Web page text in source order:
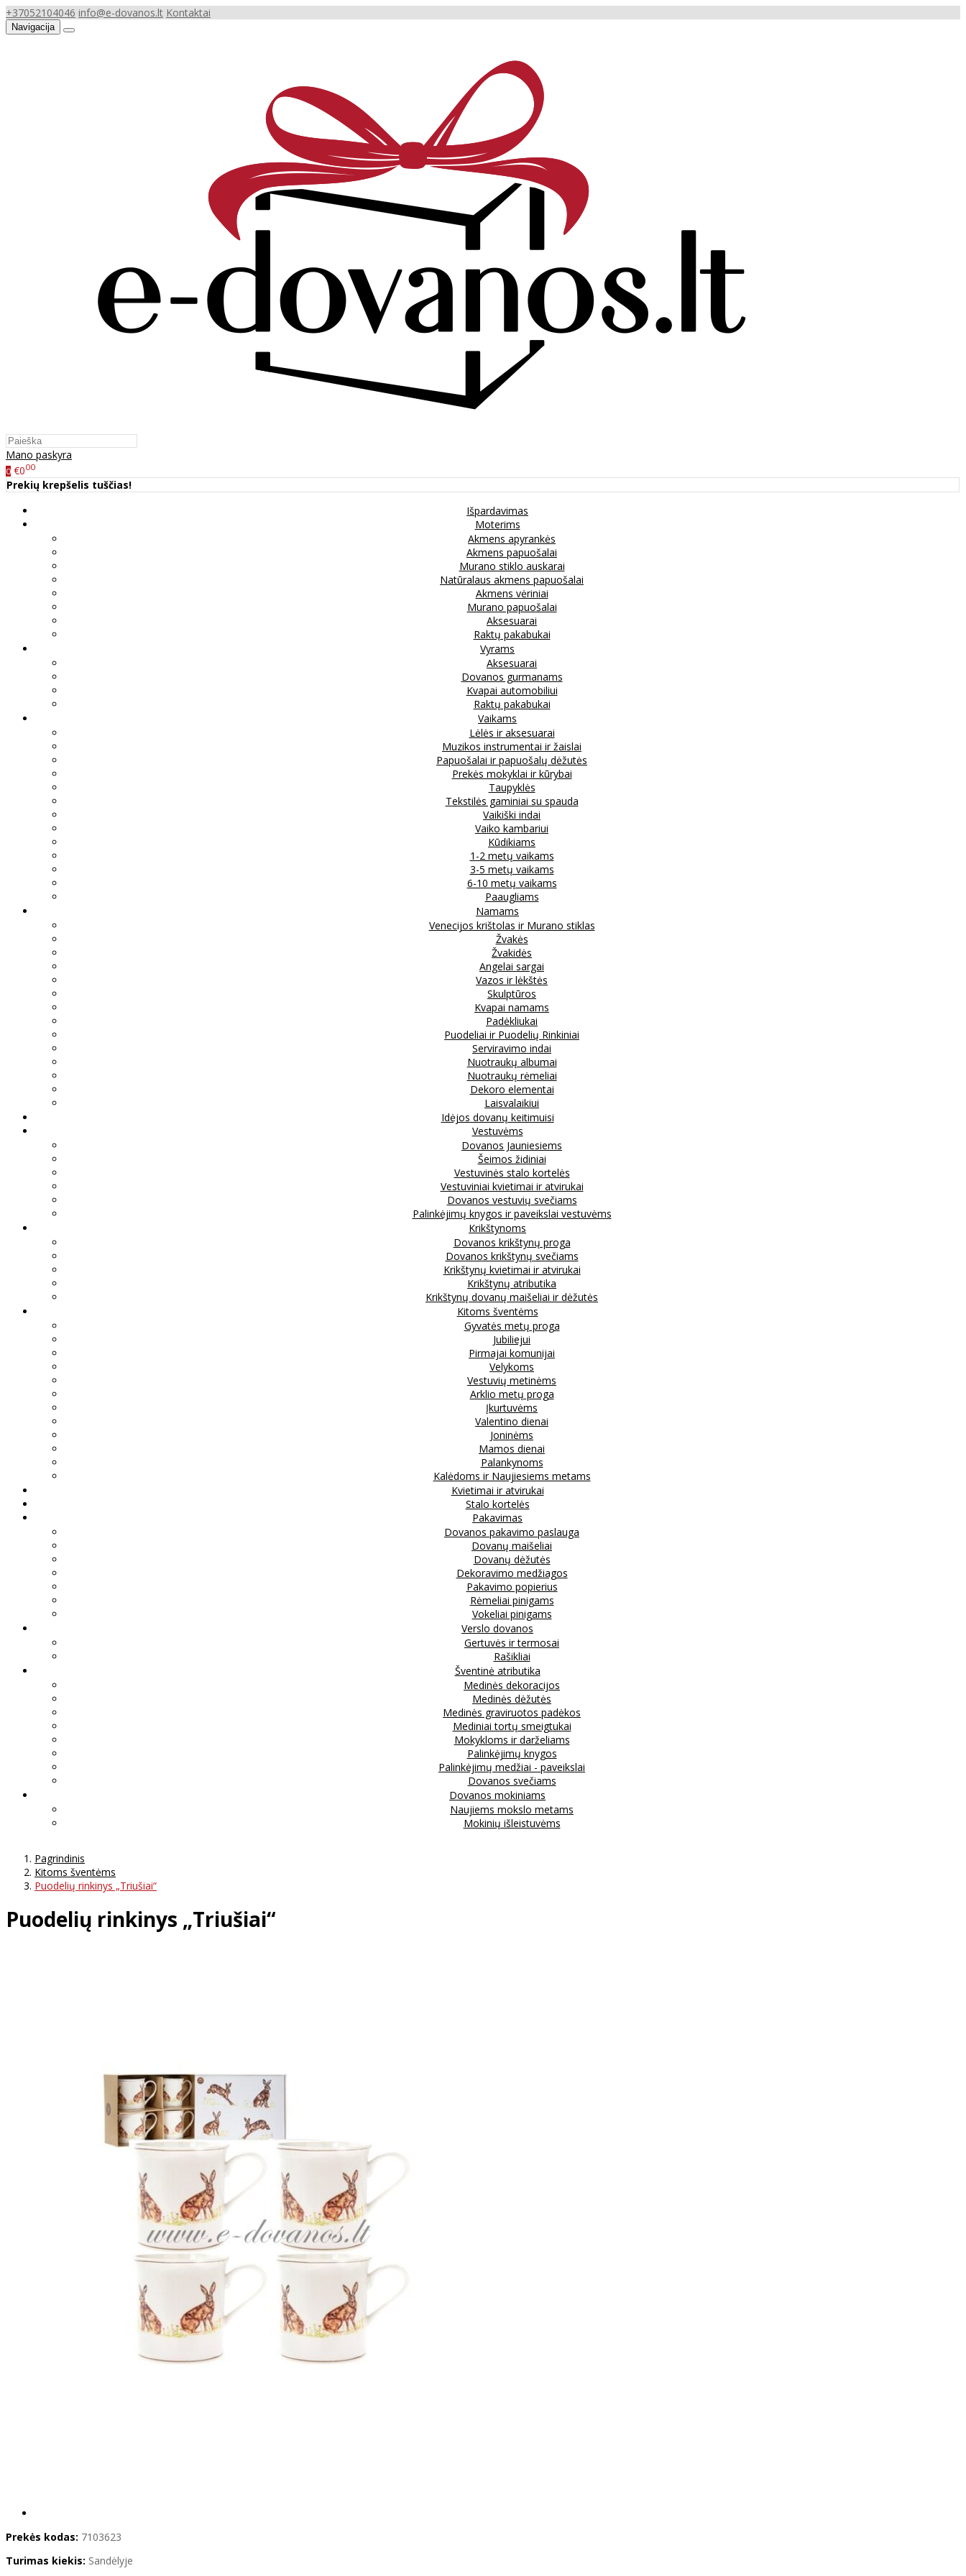
+37052104046 info@e-dovanos.lt Kontaktai
Navigacija
Mano paskyra
0 €000
Prekių krepšelis tuščias!
Išpardavimas
Moterims
Akmens apyrankės
Akmens papuošalai
Murano stiklo auskarai
Natūralaus akmens papuošalai
Akmens vėriniai
Murano papuošalai
Aksesuarai
Raktų pakabukai
Vyrams
Aksesuarai
Dovanos gurmanams
Kvapai automobiliui
Raktų pakabukai
Vaikams
Lėlės ir aksesuarai
Muzikos instrumentai ir žaislai
Papuošalai ir papuošalų dėžutės
Prekės mokyklai ir kūrybai
Taupyklės
Tekstilės gaminiai su spauda
Vaikiški indai
Vaiko kambariui
Kūdikiams
1-2 metų vaikams
3-5 metų vaikams
6-10 metų vaikams
Paaugliams
Namams
Venecijos krištolas ir Murano stiklas
Žvakės
Žvakidės
Angelai sargai
Vazos ir lėkštės
Skulptūros
Kvapai namams
Padėkliukai
Puodeliai ir Puodelių Rinkiniai
Serviravimo indai
Nuotraukų albumai
Nuotraukų rėmeliai
Dekoro elementai
Laisvalaikiui
Idėjos dovanų keitimuisi
Vestuvėms
Dovanos Jauniesiems
Šeimos židiniai
Vestuvinės stalo kortelės
Vestuviniai kvietimai ir atvirukai
Dovanos vestuvių svečiams
Palinkėjimų knygos ir paveikslai vestuvėms
Krikštynoms
Dovanos krikštynų proga
Dovanos krikštynų svečiams
Krikštynų kvietimai ir atvirukai
Krikštynų atributika
Krikštynų dovanų maišeliai ir dėžutės
Kitoms šventėms
Gyvatės metų proga
Jubiliejui
Pirmajai komunijai
Velykoms
Vestuvių metinėms
Arklio metų proga
Įkurtuvėms
Valentino dienai
Joninėms
Mamos dienai
Palankynoms
Kalėdoms ir Naujiesiems metams
Kvietimai ir atvirukai
Stalo kortelės
Pakavimas
Dovanos pakavimo paslauga
Dovanų maišeliai
Dovanų dėžutės
Dekoravimo medžiagos
Pakavimo popierius
Rėmeliai pinigams
Vokeliai pinigams
Verslo dovanos
Gertuvės ir termosai
Rašikliai
Šventinė atributika
Medinės dekoracijos
Medinės dėžutės
Medinės graviruotos padėkos
Mediniai tortų smeigtukai
Mokykloms ir darželiams
Palinkėjimų knygos
Palinkėjimų medžiai - paveikslai
Dovanos svečiams
Dovanos mokiniams
Naujiems mokslo metams
Mokinių išleistuvėms
Pagrindinis
Kitoms šventėms
Puodelių rinkinys „Triušiai“
Puodelių rinkinys „Triušiai“
Prekės kodas: 7103623
Turimas kiekis: Sandėlyje